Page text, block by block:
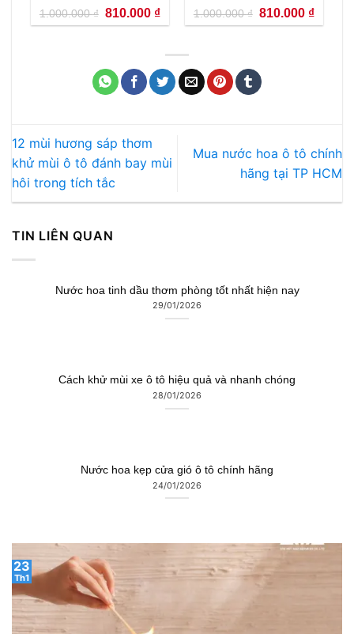
1.000.000₫ Giá
gốc
là:
810.000 ₫Giá
hiện
tại
810.000 ₫.
1.000.000₫ Giá
gốc
là:
810.000 ₫Giá
hiện
tại
12 mùi hương sáp thơm
khử mùi ô tô đánh bay mùi
hôi trong tích tắc
Mua nước hoa ô tô chính
hãng tại TP HCM
TIN LIÊN QUAN
Nước hoa tinh dầu thơm phòng tốt nhất hiện nay
29/01/2026
Cách khử mùi xe ô tô hiệu quả và nhanh chóng
28/01/2026
Nước hoa kẹp cửa gió ô tô chính hãng
24/01/2026
23
Th1